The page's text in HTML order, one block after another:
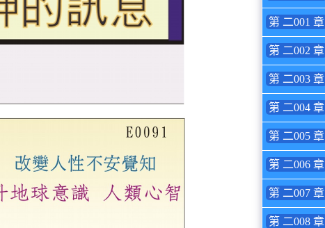
第 二001 章
第 二002 章
第 二003 章
第 二004 章
第 二005 章
第 二006 章
第 二007 章
第 二008 章